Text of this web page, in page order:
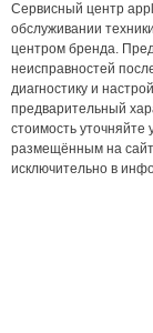
Сервисный центр
обслуживании
центром бренда.
неисправностей
диагностику и
предварительный
стоимость
размещённым на
исключительно в